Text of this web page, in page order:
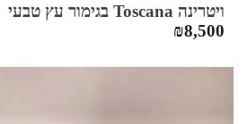
ויטרינה Toscana בגימור עץ טבעי
₪8,500